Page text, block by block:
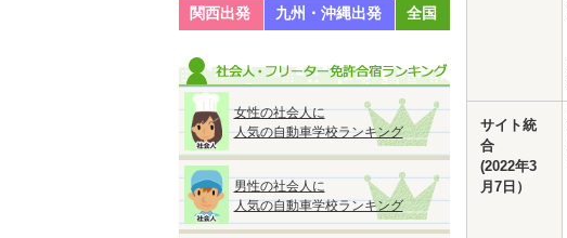
関西出発 九州・沖縄出発 全国
女性の社会人に
人気の自動車学校ランキング
男性の社会人に
人気の自動車学校ランキング
サイト統
合
(2022年3
月7日）